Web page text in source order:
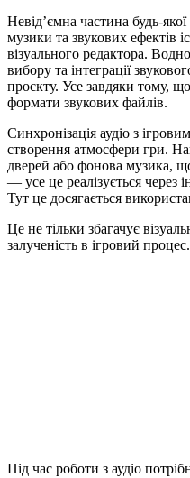
Невід’ємна частина будь-
музики та звукових ефектів
візуального редактора.
вибору та інтеграції
проєкту. Усе завдяки тому,
формати звукових файлів.
Синхронізація аудіо з
створення атмосфери гри.
дверей або фонова музика,
— усе це реалізується через
Тут це досягається
Це не тільки збагачує
залученість в ігровий процес.
Під час роботи з аудіо